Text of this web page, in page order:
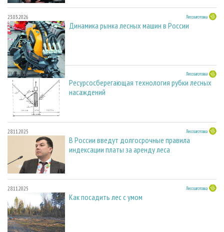
23.03.2026 Лесозаготовка
Динамика рынка лесных машин в России
23.03.2026 Лесозаготовка
Ресурсосберегающая технология рубки лесных
насаждений
28.11.2025 Лесозаготовка
В России введут долгосрочные правила
индексации платы за аренду леса
28.11.2025 Лесозаготовка
Как посадить лес с умом